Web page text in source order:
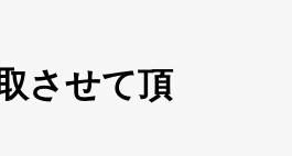
させて頂